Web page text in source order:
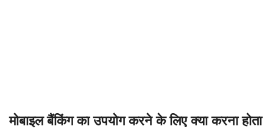
मोबाइल बैंकिंग का उपयोग करने के लिए क्या करना होता